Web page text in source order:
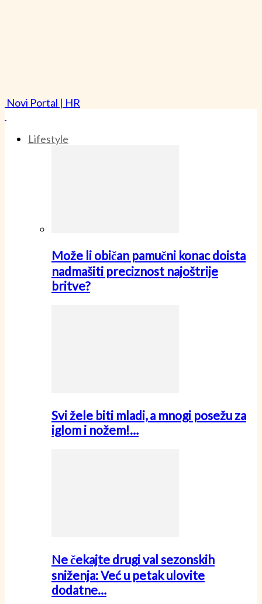
Novi Portal | HR
Lifestyle
Može li običan pamučni konac doista
nadmašiti preciznost najoštrije
britve?
Svi žele biti mladi, a mnogi posežu za
iglom i nožem!…
Ne čekajte drugi val sezonskih
sniženja: Već u petak ulovite
dodatne…